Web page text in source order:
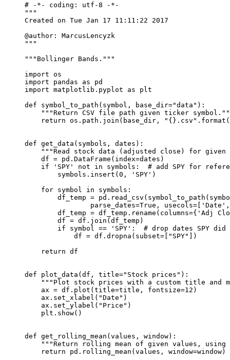
# -*- coding: utf-8 -*-
"""
Created on Tue Jan 17 11:11:22 2017
@author: MarcusLencyzk
"""
"""Bollinger Bands."""
import os
import pandas as pd
import matplotlib.pyplot as plt
def symbol_to_path(symbol, base_dir="data"):
"""Return CSV file path given ticker
return os.path.join(base_dir,
def get_data(symbols, dates):
"""Read stock data (adjusted close) for given
    df = pd.DataFrame(index=dates)
if 'SPY' not in symbols:  # add SPY for
        symbols.insert(0, 'SPY')
    for symbol in symbols:
df_temp =
parse_dates=True,
df_temp = df_temp.rename(columns={'Adj
        df = df.join(df_temp)
if symbol == 'SPY':  # drop dates SPY did
            df = df.dropna(subset=["SPY"])
    return df
def plot_data(df, title="Stock prices"):
"""Plot stock prices with a custom title and
    ax = df.plot(title=title, fontsize=12)
    ax.set_xlabel("Date")
    ax.set_ylabel("Price")
    plt.show()
def get_rolling_mean(values, window):
"""Return rolling mean of given values, using
    return pd.rolling_mean(values, window=window)